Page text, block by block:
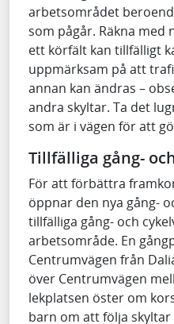
arbetsområdet
som pågår. Räkna
ett körfält kan tillfälligt
uppmärksam på att
annan kan ändras –
andra skyltar. Ta det
som är i vägen för att
Tillfälliga gång-
För att förbättra
öppnar den nya gång-
tillfälliga gång- och
arbetsområde. En
Centrumvägen från
över Centrumvägen
lekplatsen öster om
barn om att följa skyltar